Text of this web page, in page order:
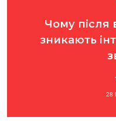
Чому після
зникають
28